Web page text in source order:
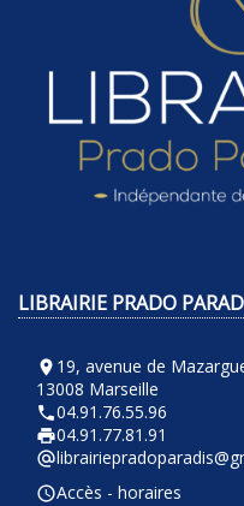
LIBRAIRIE PRADO
room 19, avenue de
13008 Marseille
phone04.91.76.55.96
local_printshop04.91.77.81.91
alternate_email
query_builderAccès - horaires